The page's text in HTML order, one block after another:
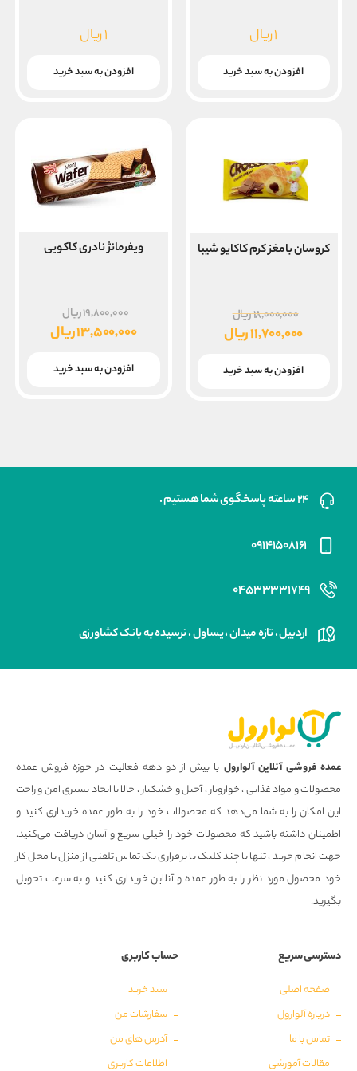
۱ریال
افزودن به سبد خرید
۱ریال
افزودن به سبد خرید
کروسان بامغز کرم کاکایو شیبا
۱۸,۰۰۰,۰۰۰ریال
اصلی
بود.
۱۱,۷۰۰,۰۰۰ریال
فعلی
افزودن به سبد خرید
ویفرمانژ نادری کاکویی
۱۹,۸۰۰,۰۰۰ریال
اصلی
بود.
۱۳,۵۰۰,۰۰۰ریال
فعلی
افزودن به سبد خرید
۲۴ ساعته پاسخگوی شما هستیم .
۰۹۱۴۱۵۰۸۱۶۱
۰۴۵۳۳۳۳۱۷۴۹
اردبیل ، تازه میدان ، یساول ، نرسیده به بانک کشاورزی
عمده فروشی آنلاین آلوارول با بیش از دو دهه فعالیت در حوزه فروش عمده
محصولات و مواد غذایی ، خواروبار ، آجیل و خشکبار ، حالا با ایجاد بستری امن و راحت
این امکان را به شما می‌دهد که محصولات خود را به طور عمده خریداری کنید و
اطمینان داشته باشید که محصولات خود را خیلی سریع و آسان دریافت می‌کنید.
جهت انجام خرید ، تنها با چند کلیک یا برقراری یک تماس تلفنی از منزل یا محل کار
خود محصول مورد نظر را به طور عمده و آنلاین خریداری کنید و به سرعت تحویل
بگیرید.
دسترسی سریع
صفحه اصلی
درباره آلوارول
تماس با ما
مقالات آموزشی
حساب کاربری
سبد خرید
سفارشات من
آدرس های من
اطلاعات کاربری